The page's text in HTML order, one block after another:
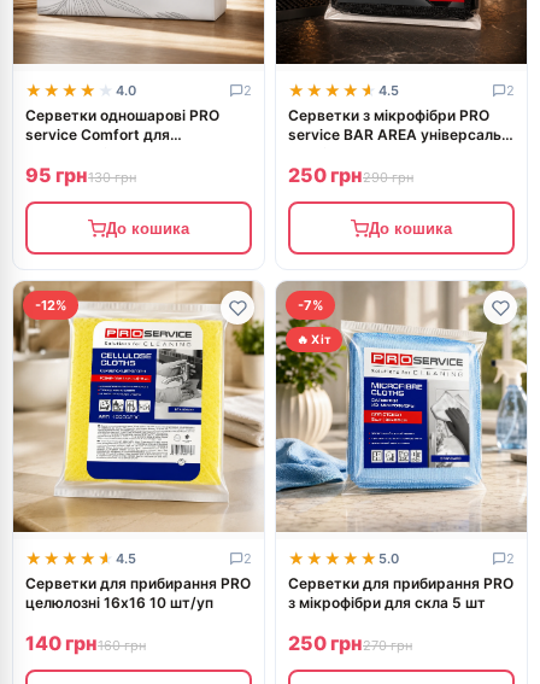
★★★★★
★★★★★ 4.0 2
Серветки одношарові PRO
service Comfort для
250шт
95 грн130 грн
До кошика
★★★★★
★★★★★ 4.5 2
Серветки з мікрофібри PRO
service BAR AREA універсальні
250 грн290 грн
До кошика
-12%
★★★★★
★★★★★ 4.5 2
Серветки для прибирання PRO
целюлозні 16х16 10 шт/уп
140 грн160 грн
-7%
🔥 Хіт
★★★★★
★★★★★ 5.0 2
Серветки для прибирання PRO
з мікрофібри для скла 5 шт
250 грн270 грн